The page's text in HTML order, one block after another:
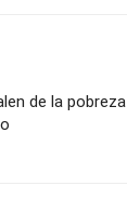
de la pobreza